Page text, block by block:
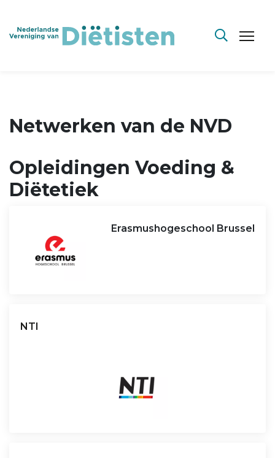
Netwerken van de NVD
Opleidingen Voeding &
Diëtetiek
Erasmushogeschool Brussel
NTI